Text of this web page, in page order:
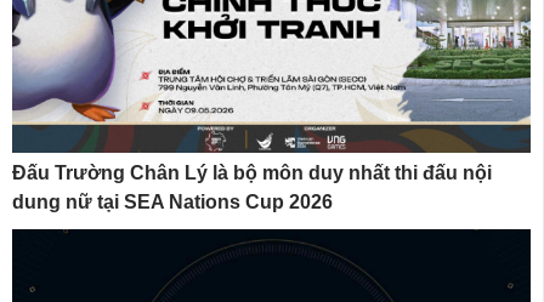
Đấu Trường Chân Lý là bộ môn duy nhất thi đấu nội
dung nữ tại SEA Nations Cup 2026